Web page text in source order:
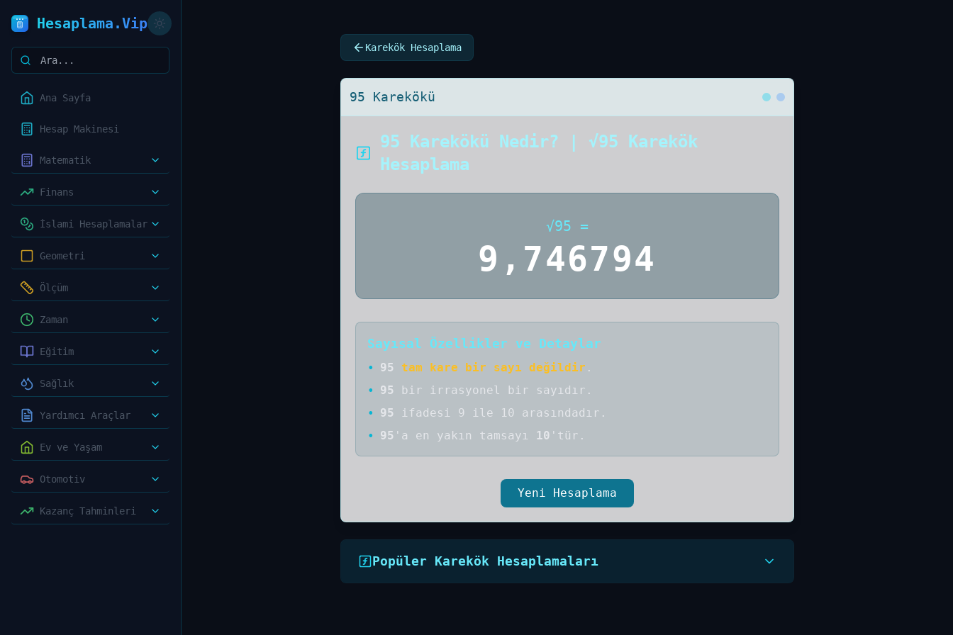
Hesaplama.Vip
Ana Sayfa
Hesap Makinesi
Matematik
Finans
İslami Hesaplamalar
Geometri
Ölçüm
Zaman
Eğitim
Sağlık
Yardımcı Araçlar
Ev ve Yaşam
Otomotiv
Kazanç Tahminleri
Karekök Hesaplama
95 Karekökü
95 Karekökü Nedir? | √95 Karekök
Hesaplama
√95 =
9,746794
Sayısal Özellikler ve Detaylar
• 95 tam kare bir sayı değildir .
•
95 bir irrasyonel bir sayıdır .
•
95
ifadesi 9 ile 10 arasındadır.
•
95 'a en yakın tamsayı 10 'tür.
Yeni Hesaplama
Popüler Karekök Hesaplamaları